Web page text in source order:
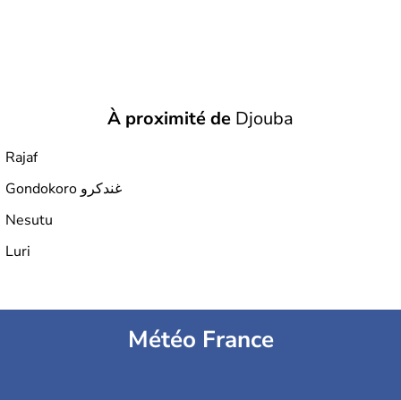
À proximité de Djouba
Rajaf
Gondokoro غندكرو
Nesutu
Luri
Météo France